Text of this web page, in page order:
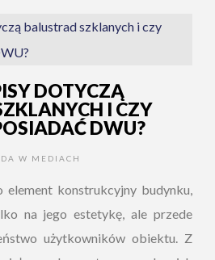
DOTYCZĄ
I CZY
DWU?
W MEDIACH
element konstrukcyjny budynku,
na jego estetykę, ale przede
użytkowników obiektu. Z